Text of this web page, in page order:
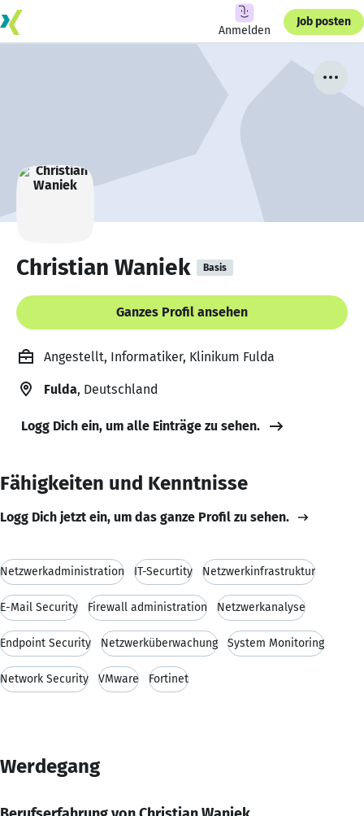
Anmelden
Job posten
Christian Waniek Basis
Ganzes Profil ansehen
Angestellt, Informatiker, Klinikum Fulda
Fulda, Deutschland
Logg Dich ein, um alle Einträge zu sehen.
Fähigkeiten und Kenntnisse
Logg Dich jetzt ein, um das ganze Profil zu sehen.
Netzwerkadministration IT-Securtity Netzwerkinfrastruktur
E-Mail Security Firewall administration Netzwerkanalyse
Endpoint Security Netzwerküberwachung System Monitoring
Network Security VMware Fortinet
Werdegang